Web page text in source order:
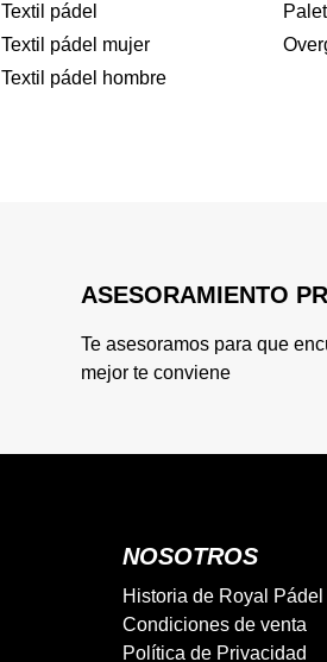
Textil pádel
Textil pádel mujer
Textil pádel hombre
ASESORAMIENTO
Te asesoramos para que
mejor te conviene
NOSOTROS
Historia de Royal Pádel
Condiciones de venta
Política de Privacidad